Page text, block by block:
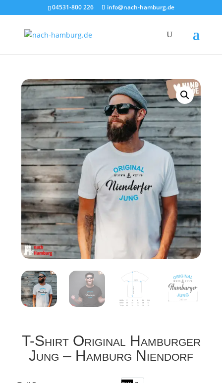
04531-800 226 info@nach-hamburg.de
×
T-Shirt Original Hamburger
Jung – Hamburg Niendorf